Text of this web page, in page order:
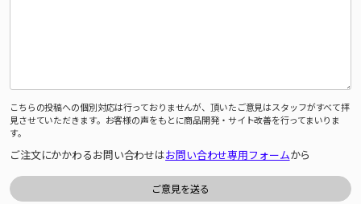
こちらの投稿への個別対応は行っておりませんが、頂いたご意見はスタッフがすべて拝
見させていただきます。お客様の声をもとに商品開発・サイト改善を行ってまいりま
す。
ご注文にかかわるお問い合わせはお問い合わせ専用フォームから